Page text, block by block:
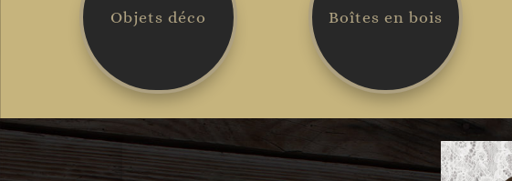
Objets déco Boîtes en bois